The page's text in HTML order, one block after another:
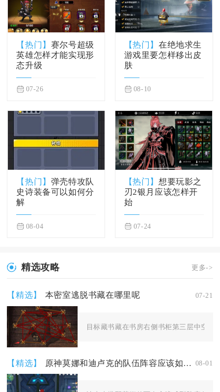
【热门】 赛尔号超级
英雄怎样才能实现形
态升级
07-26
【热门】在绝地求生
游戏里要怎样移出皮
肤
08-10
【热门】 弹壳特攻队
史诗装备可以如何分
解
08-04
【热门】想要玩影之
刃2银月应该怎样开
始
07-24
精选攻略 更多->
【精选】 本密室逃脱书藏在哪里呢 07-21
目标藏书藏在书房右侧书柜第三层中空夹
【精选】 原神莫娜和迪卢克的队伍阵容应该如何配置 08-01